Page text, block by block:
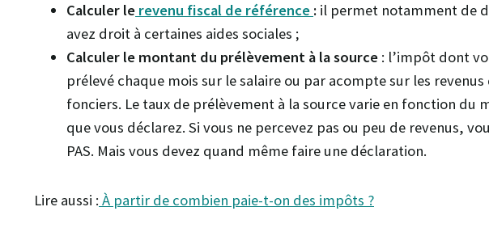
Calculer le revenu fiscal de référence : il permet notamment de
avez droit à certaines aides sociales ;
Calculer le montant du prélèvement à la source : l’impôt dont
prélevé chaque mois sur le salaire ou par acompte sur les
fonciers. Le taux de prélèvement à la source varie en fonction du
que vous déclarez. Si vous ne percevez pas ou peu de revenus,
PAS. Mais vous devez quand même faire une déclaration.
Lire aussi : À partir de combien paie-t-on des impôts ?